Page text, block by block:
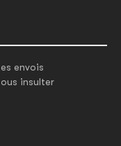
envois
insulter